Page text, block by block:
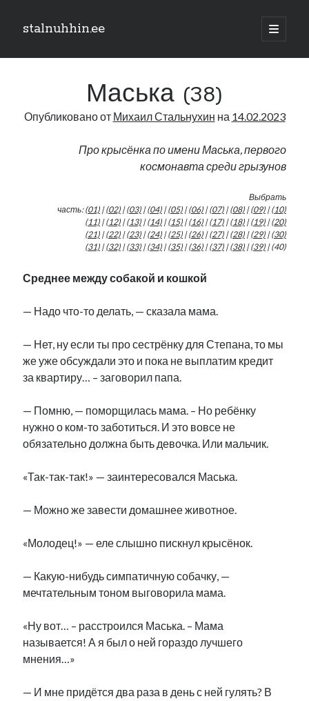
stalnuhhin.ee
отрыть
Боковая
панель
Нарва и северо-восток
Образование
Фотографии
Эстония и Россия
Юмор
radio narva
ансиппиада видео
в поисках здравого смысла выборы высказывание
катри райк кая каллас книга маська нарва
памятники парад клоунов парламент партия
рийгикогу россия русский роман
русскоязычное образование сми ссср стенограмма
т.х. ильвес
танк
Маська (38)
Опубликовано от Михаил Стальнухин на 14.02.2023
Про крысёнка по имени Маська, первого
космонавта среди грызунов
Выбрать
часть:(01)|(02)|(03)|(04)|(05)|(06)|(07)|(08)|(09)|(10)
(11)|(12)|(13)|(14)|(15)|(16)|(17)|(18)|(19)|(20)
(21)|(22)|(23)|(24)|(25)|(26)|(27)|(28)|(29)|(30)
(31)|(32)|(33)|(34)|(35)|(36)|(37)|(38)|(39)| (40)
Среднее между собакой и кошкой
— Надо что-то делать, — сказала мама.
— Нет, ну если ты про сестрёнку для Степана, то мы
же уже обсуждали это и пока не выплатим кредит
за квартиру… – заговорил папа.
— Помню, — поморщилась мама. – Но ребёнку
нужно о ком-то заботиться. И это вовсе не
обязательно должна быть девочка. Или мальчик.
«Так-так-так!» — заинтересовался Маська.
— Можно же завести домашнее животное.
«Молодец!» — еле слышно пискнул крысёнок.
— Какую-нибудь симпатичную собачку, —
мечтательным тоном выговорила мама.
«Ну вот… – расстроился Маська. – Мама
называется! А я был о ней гораздо лучшего
мнения…»
— И мне придётся два раза в день с ней гулять? В